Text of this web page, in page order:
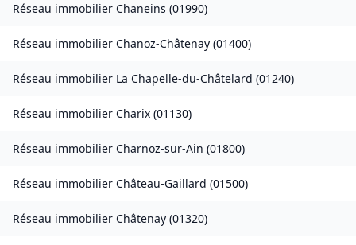
Réseau immobilier Chaneins (01990)
Réseau immobilier Chanoz-Châtenay (01400)
Réseau immobilier La Chapelle-du-Châtelard (01240)
Réseau immobilier Charix (01130)
Réseau immobilier Charnoz-sur-Ain (01800)
Réseau immobilier Château-Gaillard (01500)
Réseau immobilier Châtenay (01320)